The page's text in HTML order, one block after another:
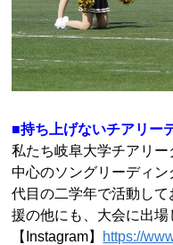
■持ち上げないチアリー
私たち岐阜大学チアリ
中心のソングリーディ
代目の二学年で活動し
援の他にも、大会に出場
【Instagram】 https://